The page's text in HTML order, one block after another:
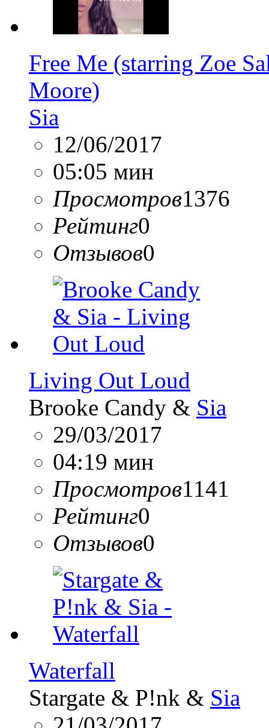
Free Me (starring Zoe
Moore)
Sia
12/06/2017
05:05 мин
Просмотров1376
Рейтинг0
Отзывов0
Living Out Loud
Brooke Candy & Sia
29/03/2017
04:19 мин
Просмотров1141
Рейтинг0
Отзывов0
Waterfall
Stargate & P!nk & Sia